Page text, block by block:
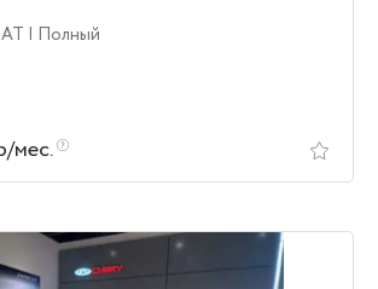
| Полный
мес.